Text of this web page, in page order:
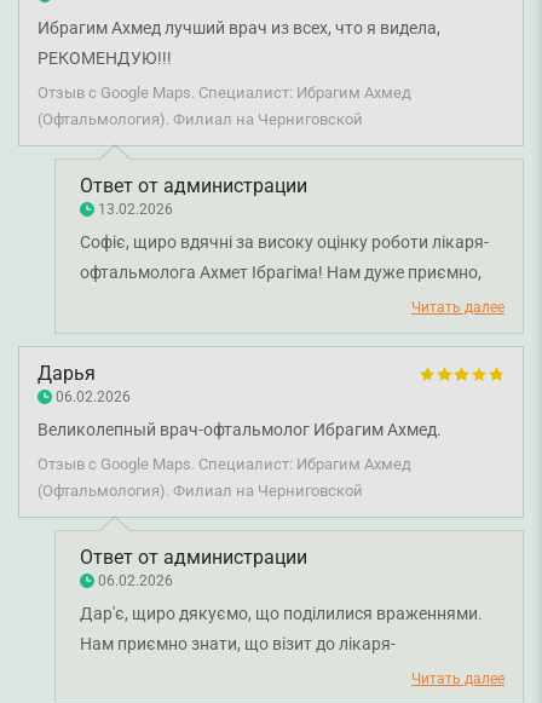
Ибрагим Ахмед лучший врач из всех, что я видела,
РЕКОМЕНДУЮ!!!
Отзыв с Google Maps. Специалист: Ибрагим Ахмед
(Офтальмология). Филиал на Черниговской
Ответ от администрации
13.02.2026
Софіє, щиро вдячні за високу оцінку роботи лікаря-
офтальмолога Ахмет Ібрагіма! Нам дуже приємно,
що ви залишилися задоволені прийомом. Бажаємо
вам міцного здоров'я!
Читать далее
Дарья
06.02.2026
Великолепный врач-офтальмолог Ибрагим Ахмед.
Отзыв с Google Maps. Специалист: Ибрагим Ахмед
(Офтальмология). Филиал на Черниговской
Ответ от администрации
06.02.2026
Дар'є, щиро дякуємо, що поділилися враженнями.
Нам приємно знати, що візит до лікаря-
офтальмолога Ахмед Ібрагіма вам сподобався.Читать далее